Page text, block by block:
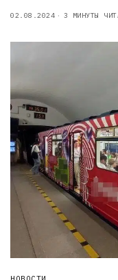
02.08.2024 3 МИНУТЫ